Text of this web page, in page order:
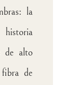
la
de alto
de